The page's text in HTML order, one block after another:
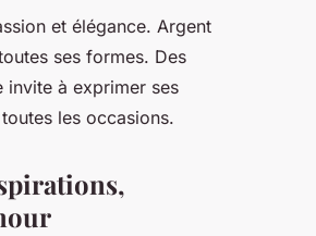
et élégance. Argent
ses formes. Des
invite à exprimer ses
les occasions.